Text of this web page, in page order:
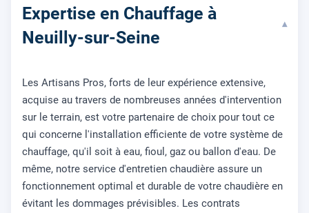
Expertise en Chauffage à
Neuilly-sur-Seine
▾
Les Artisans Pros, forts de leur expérience extensive,
acquise au travers de nombreuses années d'intervention
sur le terrain, est votre partenaire de choix pour tout ce
qui concerne l'installation efficiente de votre système de
chauffage, qu'il soit à eau, fioul, gaz ou ballon d'eau. De
même, notre service d'entretien chaudière assure un
fonctionnement optimal et durable de votre chaudière en
évitant les dommages prévisibles. Les contrats